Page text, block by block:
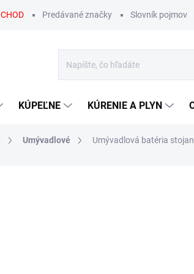
Predávané značky Slovník pojmov
KÚPEĽNE KÚRENIE A PLYN
Umývadlové Umývadlová batéria